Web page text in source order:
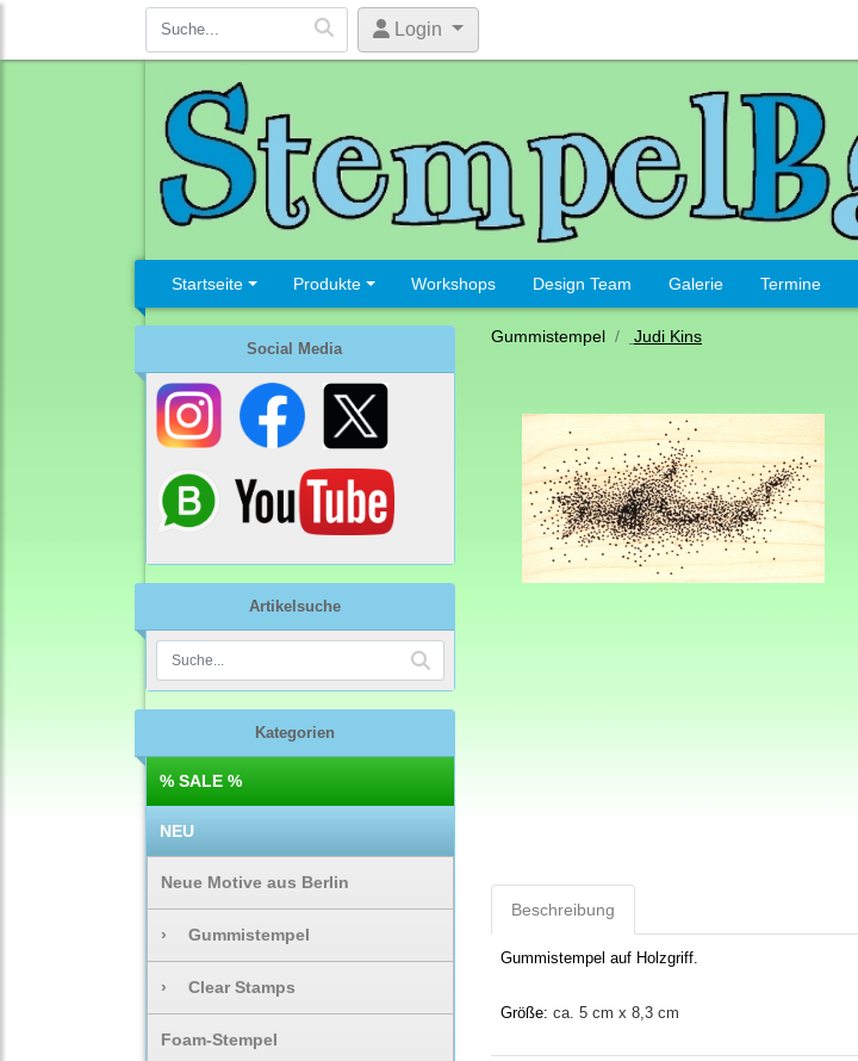
Login
Startseite Produkte Workshops Design Team Galerie Termine
Social Media
Artikelsuche
Kategorien
% SALE %
NEU
Neue Motive aus Berlin
› Gummistempel
› Clear Stamps
Foam-Stempel
Gummistempel Judi Kins
Beschreibung
Gummistempel auf Holzgriff.
Größe: ca. 5 cm x 8,3 cm